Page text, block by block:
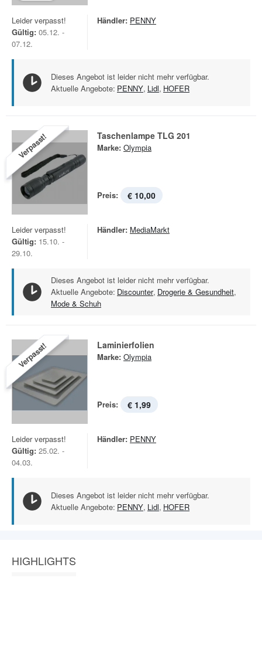
Leider verpasst!
Gültig: 05.12. -
07.12.
Händler: PENNY
Dieses Angebot ist leider nicht mehr verfügbar.
Aktuelle Angebote: PENNY, Lidl, HOFER
Verpasst! Taschenlampe TLG 201
Marke: Olympia
Preis: € 10,00
Leider verpasst!
Gültig: 15.10. -
29.10.
Händler: MediaMarkt
Dieses Angebot ist leider nicht mehr verfügbar.
Aktuelle Angebote: Discounter, Drogerie & Gesundheit,
Mode & Schuh
Verpasst! Laminierfolien
Marke: Olympia
Preis: € 1,99
Leider verpasst!
Gültig: 25.02. -
04.03.
Händler: PENNY
Dieses Angebot ist leider nicht mehr verfügbar.
Aktuelle Angebote: PENNY, Lidl, HOFER
HIGHLIGHTS